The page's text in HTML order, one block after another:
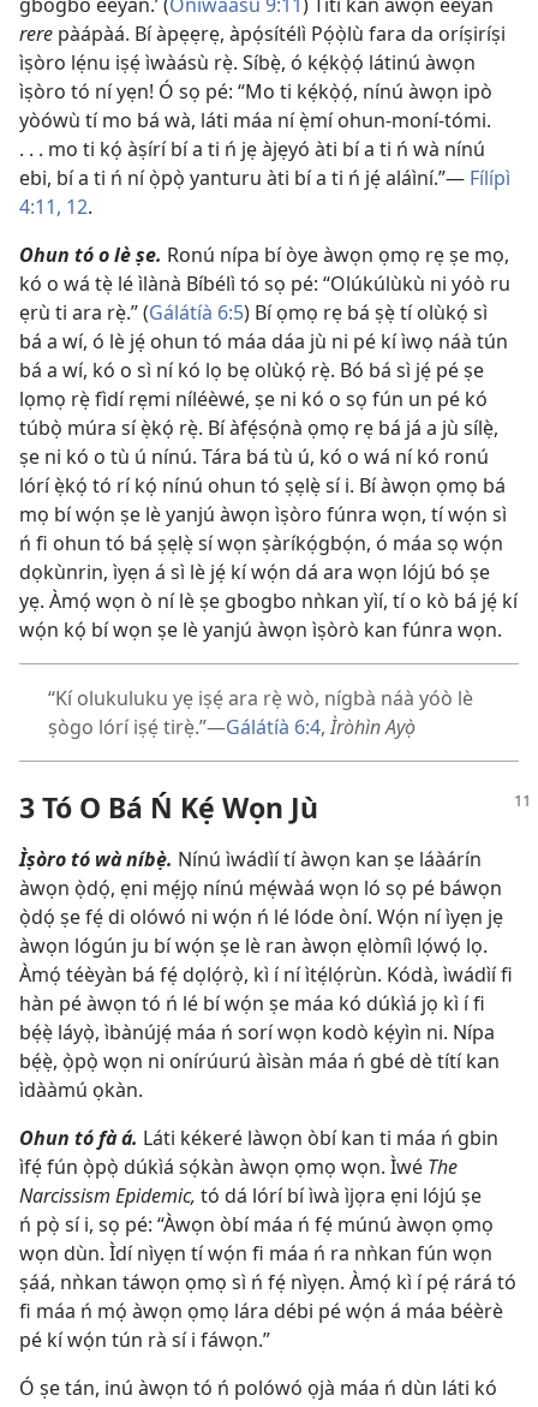
gbogbo èèyàn.’ (Oníwàásù 9:11) Títí kan àwọn èèyàn
rere pàápàá. Bí àpẹẹrẹ, àpọ́sítélì Pọ́ọ̀lù fara da oríṣiríṣi
ìṣòro lẹ́nu iṣẹ́ ìwàásù rẹ̀. Síbẹ̀, ó kẹ́kọ̀ọ́ látinú àwọn
ìṣòro tó ní yẹn! Ó sọ pé: “Mo ti kẹ́kọ̀ọ́, nínú àwọn ipò
yòówù tí mo bá wà, láti máa ní ẹ̀mí ohun-moní-tómi.
. . . mo ti kọ́ àṣírí bí a ti ń jẹ àjẹyó àti bí a ti ń wà nínú
ebi, bí a ti ń ní ọ̀pọ̀ yanturu àti bí a ti ń jẹ́ aláìní.”— Fílípì
4:11, 12.
Ohun tó o lè ṣe. Ronú nípa bí òye àwọn ọmọ rẹ ṣe mọ,
kó o wá tẹ̀ lé ìlànà Bíbélì tó sọ pé: “Olúkúlùkù ni yóò ru
ẹrù ti ara rẹ̀.” (Gálátíà 6:5) Bí ọmọ rẹ bá ṣẹ̀ tí olùkọ́ sì
bá a wí, ó lè jẹ́ ohun tó máa dáa jù ni pé kí ìwọ náà tún
bá a wí, kó o sì ní kó lọ bẹ olùkọ́ rẹ̀. Bó bá sì jẹ́ pé ṣe
lọmọ rẹ̀ fìdí rẹmi níléèwé, ṣe ni kó o sọ fún un pé kó
túbọ̀ múra sí ẹ̀kọ́ rẹ̀. Bí àfẹ́sọ́nà ọmọ rẹ bá já a jù sílẹ̀,
ṣe ni kó o tù ú nínú. Tára bá tù ú, kó o wá ní kó ronú
lórí ẹ̀kọ́ tó rí kọ́ nínú ohun tó ṣẹlẹ̀ sí i. Bí àwọn ọmọ bá
mọ bí wọ́n ṣe lè yanjú àwọn ìṣòro fúnra wọn, tí wọ́n sì
ń fi ohun tó bá ṣẹlẹ̀ sí wọn ṣàríkọ́gbọ́n, ó máa sọ wọ́n
dọkùnrin, ìyẹn á sì lè jẹ́ kí wọ́n dá ara wọn lójú bó ṣe
yẹ. Àmọ́ wọn ò ní lè ṣe gbogbo nǹkan yìí, tí o kò bá jẹ́ kí
wọ́n kọ́ bí wọn ṣe lè yanjú àwọn ìṣòrò kan fúnra wọn.
“Kí olukuluku yẹ iṣẹ́ ara rẹ̀ wò, nígbà náà yóò lè
ṣògo lórí iṣẹ́ tirẹ̀.”—Gálátíà 6:4,Ìròhìn Ayọ̀
3 Tó O Bá Ń Kẹ́ Wọn Jù
Ìṣòro tó wà níbẹ̀. Nínú ìwádìí tí àwọn kan ṣe láàárín
àwọn ọ̀dọ́, ẹni mẹ́jọ nínú mẹ́wàá wọn ló sọ pé báwọn
ọ̀dọ́ ṣe fẹ́ di olówó ni wọ́n ń lé lóde òní. Wọ́n ní ìyẹn jẹ
àwọn lógún ju bí wọ́n ṣe lè ran àwọn ẹlòmíì lọ́wọ́ lọ.
Àmọ́ téèyàn bá fẹ́ dọlọ́rọ̀, kì í ní ìtẹ́lọ́rùn. Kódà, ìwádìí fi
hàn pé àwọn tó ń lé bí wọ́n ṣe máa kó dúkìá jọ kì í fi
bẹ́ẹ̀ láyọ̀, ìbànújẹ́ máa ń sorí wọn kodò kẹ́yìn ni. Nípa
bẹ́ẹ̀, ọ̀pọ̀ wọn ni onírúurú àìsàn máa ń gbé dè títí kan
ìdààmú ọkàn.
Ohun tó fà á. Láti kékeré làwọn òbí kan ti máa ń gbin
ìfẹ́ fún ọ̀pọ̀ dúkìá sọ́kàn àwọn ọmọ wọn. Ìwé The
Narcissism Epidemic, tó dá lórí bí ìwà ìjọra ẹni lójú ṣe
ń pọ̀ sí i, sọ pé: “Àwọn òbí máa ń fẹ́ múnú àwọn ọmọ
wọn dùn. Ìdí nìyẹn tí wọ́n fi máa ń ra nǹkan fún wọn
ṣáá, nǹkan táwọn ọmọ sì ń fẹ́ nìyẹn. Àmọ́ kì í pẹ́ rárá tó
fi máa ń mọ́ àwọn ọmọ lára débi pé wọ́n á máa béèrè
pé kí wọ́n tún rà sí i fáwọn.”
Ó ṣe tán, inú àwọn tó ń polówó ọjà máa ń dùn láti kó